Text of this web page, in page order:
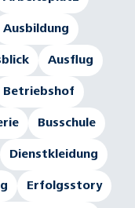
Ausbildung
Ausflug
Betriebshof
Busschule
Dienstkleidung
Erfolgsstory